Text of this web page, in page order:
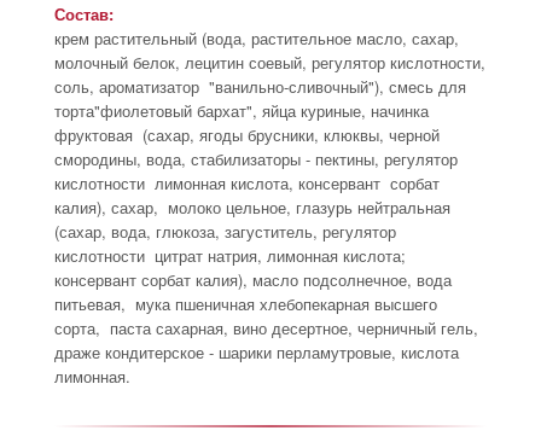
Состав:
крем растительный (вода, растительное масло, сахар,
молочный белок, лецитин соевый, регулятор кислотности,
соль, ароматизатор "ванильно-сливочный"), смесь для
торта"фиолетовый бархат", яйца куриные, начинка
фруктовая (сахар, ягоды брусники, клюквы, черной
смородины, вода, стабилизаторы - пектины, регулятор
кислотности лимонная кислота, консервант сорбат
калия), сахар, молоко цельное, глазурь нейтральная
(сахар, вода, глюкоза, загуститель, регулятор
кислотности цитрат натрия, лимонная кислота;
консервант сорбат калия), масло подсолнечное, вода
питьевая, мука пшеничная хлебопекарная высшего
сорта, паста сахарная, вино десертное, черничный гель,
драже кондитерское - шарики перламутровые, кислота
лимонная.